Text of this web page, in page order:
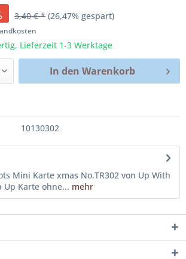
3,40 € * (26,47% gespart)
Lieferzeit 1-3 Werktage
In den Warenkorb
10130302
Mini Karte xmas No.TR302 von Up With
Up Karte ohne... mehr